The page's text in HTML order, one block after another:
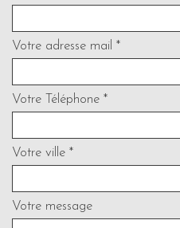
Votre adresse mail *
Votre Téléphone *
Votre ville *
Votre message